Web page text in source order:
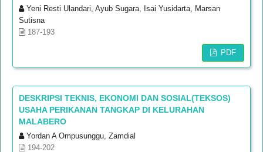
Yeni Resti Ulandari, Ayub Sugara, Isai Yusidarta, Marsan
Sutisna
187-193
PDF
DESKRIPSI TEKNIS, EKONOMI DAN SOSIAL(TEKSOS)
USAHA PERIKANAN TANGKAP DI KELURAHAN
MALABERO
Yordan A Ompusunggu, Zamdial
194-202